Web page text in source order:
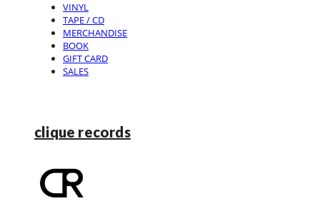
VINYL
TAPE / CD
MERCHANDISE
BOOK
GIFT CARD
SALES
clique records